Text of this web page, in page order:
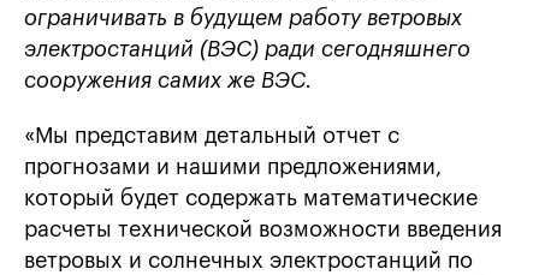
ограничивать в будущем работу ветровых
электростанций (ВЭС) ради сегодняшнего
сооружения самих же ВЭС.
«Мы представим детальный отчет с
прогнозами и нашими предложениями,
который будет содержать математические
расчеты технической возможности введения
ветровых и солнечных электростанций по